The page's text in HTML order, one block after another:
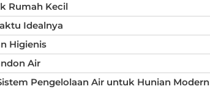
Rumah Kecil
Idealnya
Higienis
Air
Pengelolaan Air untuk Hunian Modern